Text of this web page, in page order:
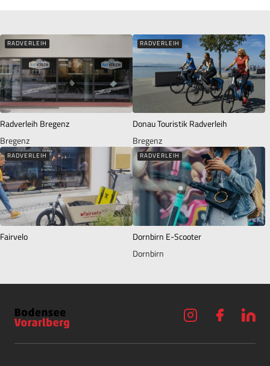
RADVERLEIH
Radverleih Bregenz
Bregenz
RADVERLEIH
Donau Touristik Radverleih
Bregenz
RADVERLEIH
Fairvelo
RADVERLEIH
Dornbirn E-Scooter
Dornbirn